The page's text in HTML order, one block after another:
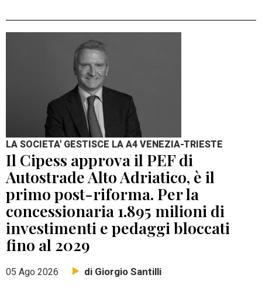
LA SOCIETA' GESTISCE LA A4 VENEZIA-TRIESTE
Il Cipess approva il PEF di
Autostrade Alto Adriatico, è il
primo post-riforma. Per la
concessionaria 1.895 milioni di
investimenti e pedaggi bloccati
fino al 2029
05 Ago 2026 di Giorgio Santilli